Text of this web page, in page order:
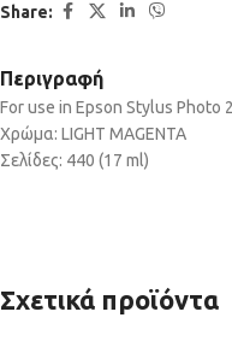
Share:
Περιγραφή
For use in Epson Stylus Photo
Χρώμα: LIGHT MAGENTA
Σελίδες: 440 (17 ml)
Σχετικά προϊόντα